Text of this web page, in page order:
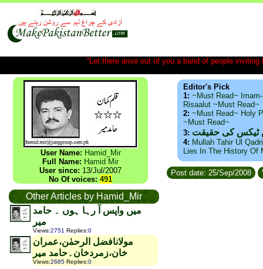
"Let there arise out of you a band of people
User Name: Hamid_Mir
Full Name: Hamid Mir
User since: 13/Jul/2007
No Of voices: 491
Other Articles by Hamid_Mir
میں واپس آ رہا ہوں ۔ حامد
میر
Views:2751 Replies:0
مولانافضل الرحمٰن،عمران
خان،زمردخان۔حامد میر
Views:2685 Replies:0
Editor's Pick
1: ~Must Read~
Risaalut ~Must Read~
2: ~Must Read~ Holy
~Must Read~
3: ٹیکس کی حقیقت
4: Mullah Tahir Ul
Lies In The History Of
Post date: 25/Sep/2008